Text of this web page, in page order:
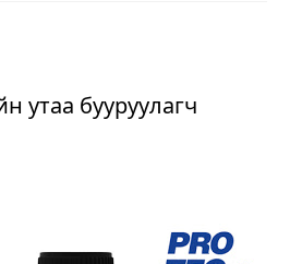
утаа бууруулагч